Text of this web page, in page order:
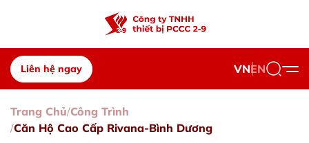
Liên hệ ngay VNEN
Trang Chủ Công Trình
Căn Hộ Cao Cấp Rivana-Bình Dương